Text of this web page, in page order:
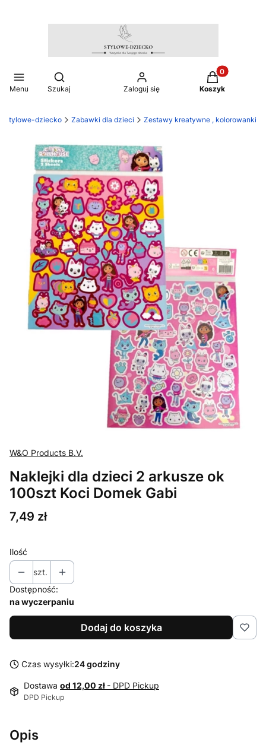
Menu
Otwórz wyszukiwarkę
Szukaj Zaloguj się
Produkty w
Koszyk
stylowe-dziecko Zabawki dla dzieci Zestawy kreatywne , kolorowanki
W&O Products B.V.
Naklejki dla dzieci 2 arkusze ok
100szt Koci Domek Gabi
Cena
7,49 zł
Ilość
szt.
Dostępność:
na wyczerpaniu
Dodaj do koszyka
Czas wysyłki:24 godziny
Dostawa od 12,00 zł - DPD Pickup
DPD Pickup
Opis